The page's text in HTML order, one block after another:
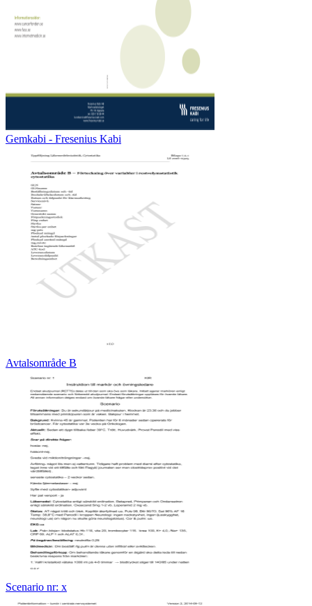
Gemkabi - Fresenius Kabi
Avtalsområde B
Scenario nr: x